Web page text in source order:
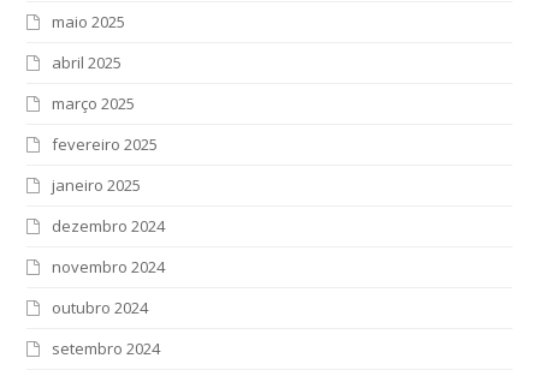
maio 2025
abril 2025
março 2025
fevereiro 2025
janeiro 2025
dezembro 2024
novembro 2024
outubro 2024
setembro 2024